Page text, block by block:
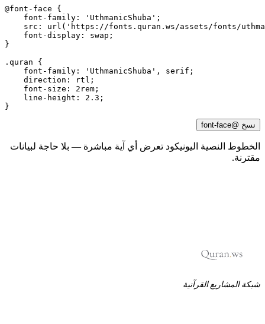
@font-face {
    font-family: 'UthmanicShuba';
src: url('https://fonts.quran.ws/assets/fonts/
    font-display: swap;
.quran {
    font-family: 'UthmanicShuba', serif;
    direction: rtl;
    font-size: 2rem;
    line-height: 2.3;
نسخ @font-face
النصية اليونيكود تعرض أي آية مباشرة — بلا حاجة لبيانات
المشاريع القرآنية